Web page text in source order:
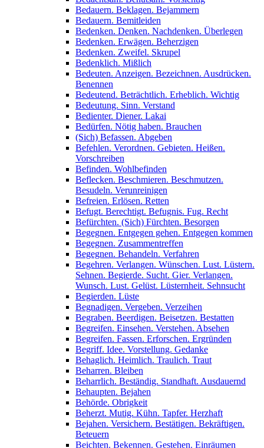
Bedauern. Beklagen. Bejammern
Bedauern. Bemitleiden
Bedenken. Denken. Nachdenken. Überlegen
Bedenken. Erwägen. Beherzigen
Bedenken. Zweifel. Skrupel
Bedenklich. Mißlich
Bedeuten. Anzeigen. Bezeichnen. Ausdrücken.
Benennen
Bedeutend. Beträchtlich. Erheblich. Wichtig
Bedeutung. Sinn. Verstand
Bedienter. Diener. Lakai
Bedürfen. Nötig haben. Brauchen
(Sich) Befassen. Abgeben
Befehlen. Verordnen. Gebieten. Heißen.
Vorschreiben
Befinden. Wohlbefinden
Beflecken. Beschmieren. Beschmutzen.
Besudeln. Verunreinigen
Befreien. Erlösen. Retten
Befugt. Berechtigt. Befugnis. Fug. Recht
Befürchten. (Sich) Fürchten. Besorgen
Begegnen. Entgegen gehen. Entgegen kommen
Begegnen. Zusammentreffen
Begegnen. Behandeln. Verfahren
Begehren. Verlangen. Wünschen. Lust. Lüstern.
Sehnen. Begierde. Sucht. Gier. Verlangen.
Wunsch. Lust. Gelüst. Lüsternheit. Sehnsucht
Begierden. Lüste
Begnadigen. Vergeben. Verzeihen
Begraben. Beerdigen. Beisetzen. Bestatten
Begreifen. Einsehen. Verstehen. Absehen
Begreifen. Fassen. Erforschen. Ergründen
Begriff. Idee. Vorstellung. Gedanke
Behaglich. Heimlich. Traulich. Traut
Beharren. Bleiben
Beharrlich. Beständig. Standhaft. Ausdauernd
Behaupten. Bejahen
Behörde. Obrigkeit
Beherzt. Mutig. Kühn. Tapfer. Herzhaft
Bejahen. Versichern. Bestätigen. Bekräftigen.
Beteuern
Beichten. Bekennen. Gestehen. Einräumen